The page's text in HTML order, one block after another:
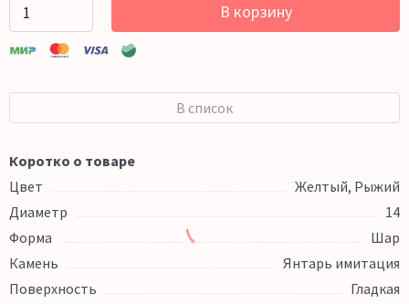
В корзину
В список
Коротко о товаре
Цвет
Желтый, Рыжий
Диаметр
14
Форма
Шар
Камень
Янтарь имитация
Поверхность
Гладкая